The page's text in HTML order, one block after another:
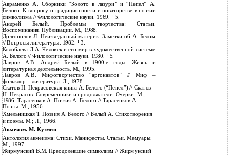
Авраменко А. Сборники “Золото в лазури” и “Пепел” А.
Белого. К вопросу о традиционности и новаторстве в поэзии
символизма // Филологические науки. 1969. ¹ 5.
Андрей Белый. Проблемы творчества: Статьи.
Воспоминания. Публикации. М., 1988.
Долгополов Л. Неизведанный материк: Заметки об А. Белом
// Вопросы литературы. 1982. ¹ 3.
Колобаева Л.А. Человек и его мир в художественной системе
А. Белого // Филологические науки. 1980. ¹ 5.
Лавров А.В. Андрей Белый в 1900-е годы: Жизнь и
литературная деятельность. М., 1995.
Лавров А.В. Мифотворчество “аргонавтов” // Миф –
фольклор – литература. Л., 1978.
Скатов Н. Некрасовская книга А. Белого (“Пепел”) // Скатов
Н. Некрасов. Современники и продолжатели: Очерки. М.,
1986. Тарасенков А. Поэзия А. Белого // Тарасенков А.
Поэты. М., 1956.
Хмельницкая Т. Поэзия А. Белого // Белый А. Стихотворения
и поэмы. М.; Л., 1966.
Акмеизм. М. Кузмин
Антология акмеизма: Стихи. Манифесты. Статьи. Мемуары.
М., 1997.
Жирмунский В.М. Преодолевшие символизм // Жирмунский